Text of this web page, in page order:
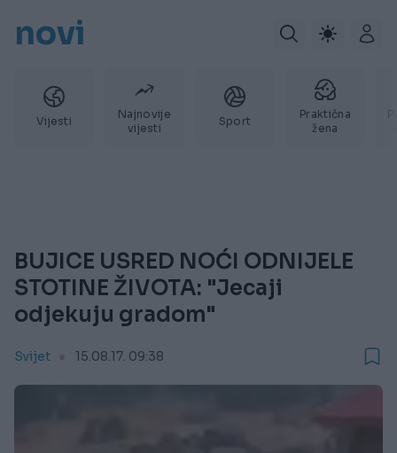
novi
Vijesti
Najnovije
vijesti
Sport
Praktična
žena
BUJICE USRED NOĆI ODNIJELE
STOTINE ŽIVOTA: "Jecaji
odjekuju gradom"
Svijet 15.08.17. 09:38